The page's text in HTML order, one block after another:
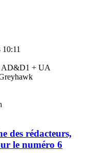
AD&D1 + UA
des rédacteurs,
le numéro 6